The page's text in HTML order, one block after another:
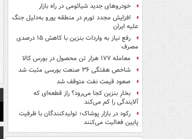
خودروهای جدید شیائومی در راه بازار
افزایش مجدد تورم در منطقه یورو به‌دلیل جنگ
علیه ایران
رفع نیاز به واردات بنزین با کاهش ۱۵ درصدی
مصرف
معامله ۱۷۷ هزار تن محصول در بورس کالا
شاخص‌ هفتگی ۳۶ صنعت بورسی مثبت شد
صعود قیمت نفت متوقف شد
بخارِ بنزین کجا می‌رود؟ راز قطعه‌ای که
آلایندگی را کم می‌کند
رکود در بازار پوشاک؛ تولیدکنندگان با ظرفیت
پایین فعالیت می‌کنند